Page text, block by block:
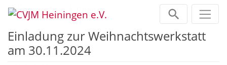
Zum Inhalt springen
HomeNews News
Einladung zur Weihnachtswerkstatt
am 30.11.2024